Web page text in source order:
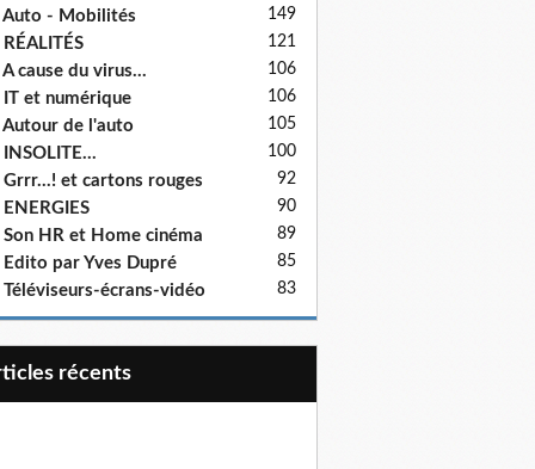
Auto - Mobilités 149
121
cause du virus... 106
et numérique 106
de l'auto 105
100
et cartons rouges 92
90
HR et Home cinéma 89
par Yves Dupré 85
écrans-vidéo 83
récents